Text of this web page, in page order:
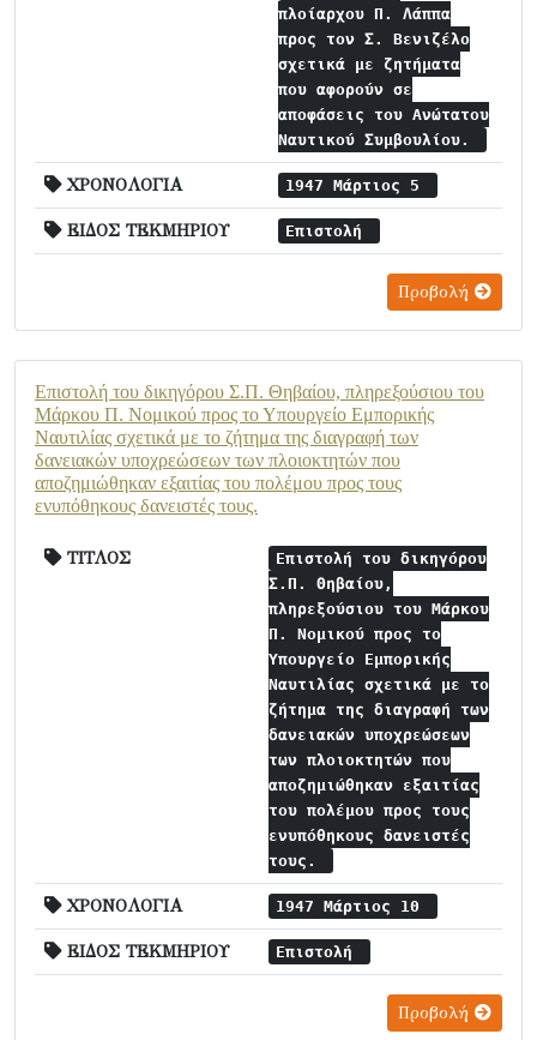
πλοίαρχου Π. Λάππα
προς τον Σ. Βενιζέλο
σχετικά με ζητήματα
που αφορούν σε
αποφάσεις του Ανώτατου
Ναυτικού Συμβουλίου.
ΧΡΟΝΟΛΟΓΙΑ 1947 Μάρτιος 5
ΕΙΔΟΣ ΤΕΚΜΗΡΙΟΥ Επιστολή
Προβολή
Επιστολή του δικηγόρου Σ.Π. Θηβαίου, πληρεξούσιου του
Μάρκου Π. Νομικού προς το Υπουργείο Εμπορικής
Ναυτιλίας σχετικά με το ζήτημα της διαγραφή των
δανειακών υποχρεώσεων των πλοιοκτητών που
αποζημιώθηκαν εξαιτίας του πολέμου προς τους
ενυπόθηκους δανειστές τους.
ΤΙΤΛΟΣ
Επιστολή του δικηγόρου
Σ.Π. Θηβαίου,
πληρεξούσιου του Μάρκου
Π. Νομικού προς το
Υπουργείο Εμπορικής
Ναυτιλίας σχετικά με το
ζήτημα της διαγραφή των
δανειακών υποχρεώσεων
των πλοιοκτητών που
αποζημιώθηκαν εξαιτίας
του πολέμου προς τους
ενυπόθηκους δανειστές
τους.
ΧΡΟΝΟΛΟΓΙΑ 1947 Μάρτιος 10
ΕΙΔΟΣ ΤΕΚΜΗΡΙΟΥ Επιστολή
Προβολή